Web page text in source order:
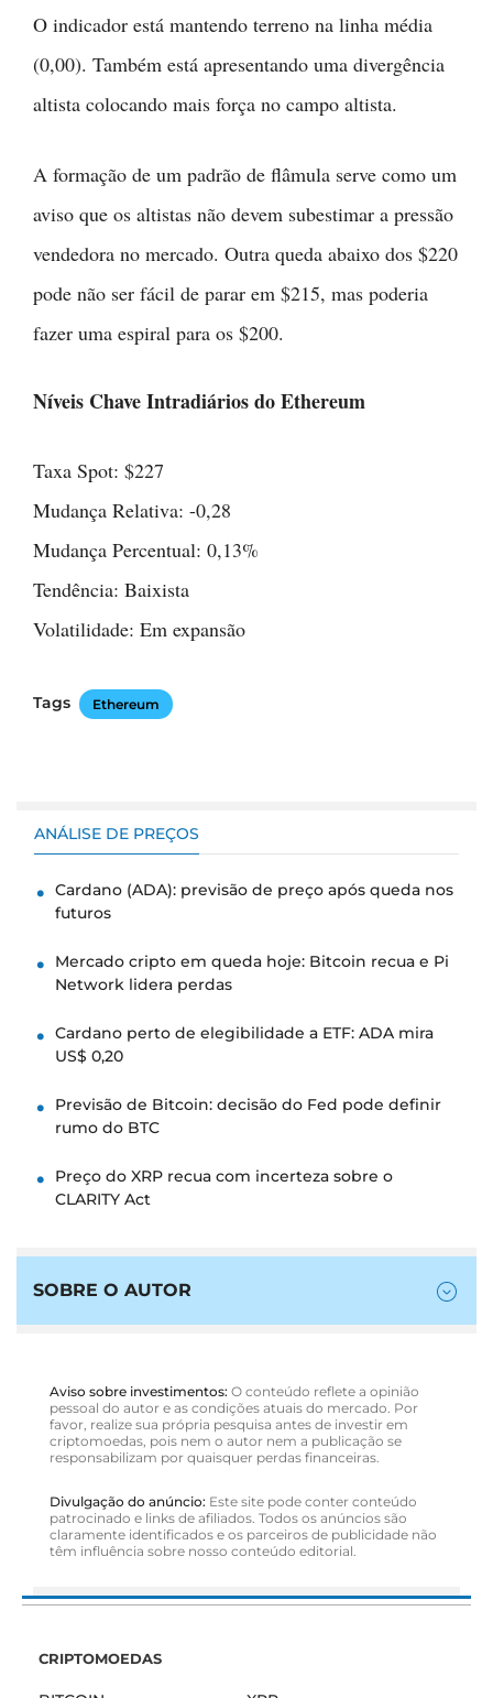
O indicador está mantendo terreno na linha média
(0,00). Também está apresentando uma divergência
altista colocando mais força no campo altista.
A formação de um padrão de flâmula serve como um
aviso que os altistas não devem subestimar a pressão
vendedora no mercado. Outra queda abaixo dos $220
pode não ser fácil de parar em $215, mas poderia
fazer uma espiral para os $200.
Níveis Chave Intradiários do Ethereum
Taxa Spot: $227
Mudança Relativa: -0,28
Mudança Percentual: 0,13%
Tendência: Baixista
Volatilidade: Em expansão
Tags Ethereum
ANÁLISE DE PREÇOS
Cardano (ADA): previsão de preço após queda nos
futuros
Mercado cripto em queda hoje: Bitcoin recua e Pi
Network lidera perdas
Cardano perto de elegibilidade a ETF: ADA mira
US$ 0,20
Previsão de Bitcoin: decisão do Fed pode definir
rumo do BTC
Preço do XRP recua com incerteza sobre o
CLARITY Act
SOBRE O AUTOR
Aviso sobre investimentos: O conteúdo reflete a opinião
pessoal do autor e as condições atuais do mercado. Por
favor, realize sua própria pesquisa antes de investir em
criptomoedas, pois nem o autor nem a publicação se
responsabilizam por quaisquer perdas financeiras.
Divulgação do anúncio: Este site pode conter conteúdo
patrocinado e links de afiliados. Todos os anúncios são
claramente identificados e os parceiros de publicidade não
têm influência sobre nosso conteúdo editorial.
CRIPTOMOEDAS